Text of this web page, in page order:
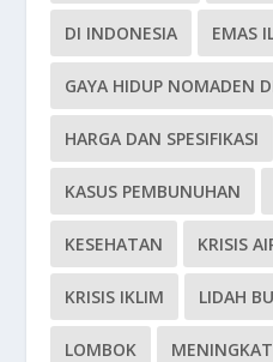
DI INDONESIA EMAS
GAYA HIDUP NOMADEN
HARGA DAN SPESIFIKASI
KASUS PEMBUNUHAN
KESEHATAN KRISIS
KRISIS IKLIM LIDAH
LOMBOK